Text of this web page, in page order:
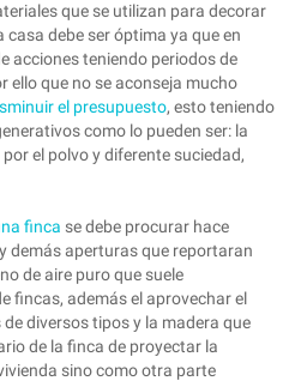
que se utilizan para decorar
debe ser óptima ya que en
acciones teniendo periodos de
ello que no se aconseja mucho
el presupuesto, esto teniendo
como lo pueden ser: la
el polvo y diferente suciedad,
finca se debe procurar hace
demás aperturas que reportaran
de aire puro que suele
fincas, además el aprovechar el
diversos tipos y la madera que
de la finca de proyectar la
sino como otra parte